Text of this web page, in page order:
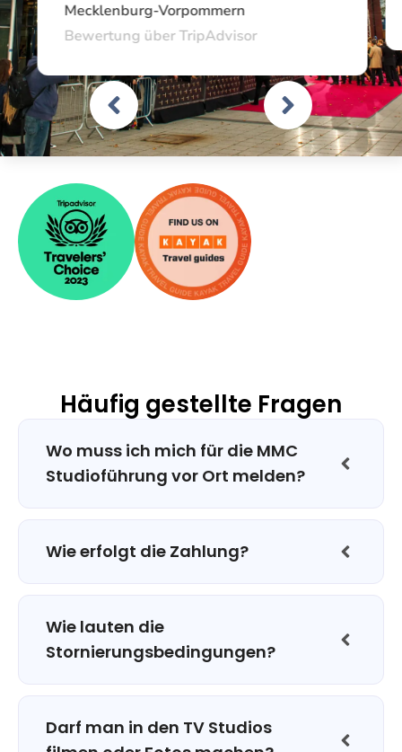
Mecklenburg-Vorpommern
Bewertung über TripAdvisor
Häufig gestellte Fragen
Wo muss ich mich für die MMC
Studioführung vor Ort melden?
Wie erfolgt die Zahlung?
Wie lauten die
Stornierungsbedingungen?
Darf man in den TV Studios